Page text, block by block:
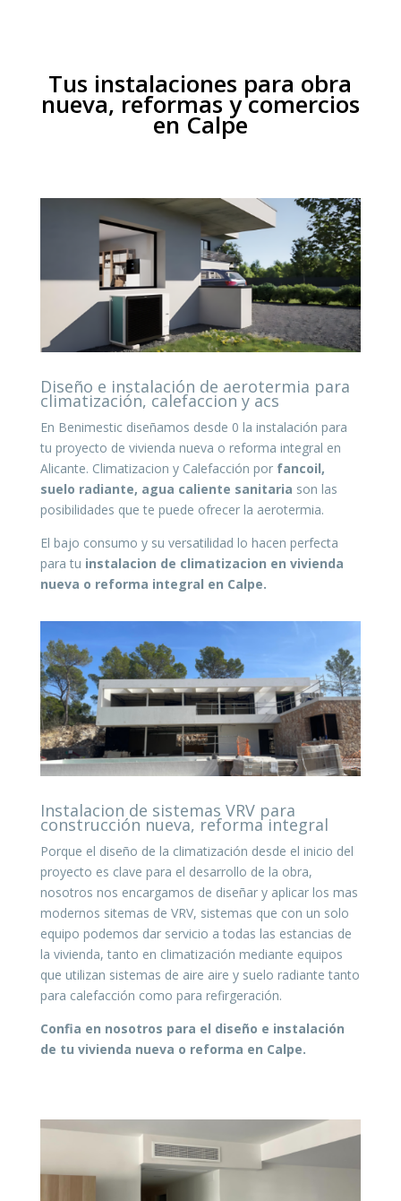
Tus instalaciones para obra
nueva, reformas y comercios
en Calpe
Diseño e instalación de aerotermia para
climatización, calefaccion y acs
En Benimestic diseñamos desde 0 la instalación para
tu proyecto de vivienda nueva o reforma integral en
Alicante. Climatizacion y Calefacción por fancoil,
suelo radiante, agua caliente sanitaria son las
posibilidades que te puede ofrecer la aerotermia.
El bajo consumo y su versatilidad lo hacen perfecta
para tu instalacion de climatizacion en vivienda
nueva o reforma integral en Calpe.
Instalacion de sistemas VRV para
construcción nueva, reforma integral
Porque el diseño de la climatización desde el inicio del
proyecto es clave para el desarrollo de la obra,
nosotros nos encargamos de diseñar y aplicar los mas
modernos sitemas de VRV, sistemas que con un solo
equipo podemos dar servicio a todas las estancias de
la vivienda, tanto en climatización mediante equipos
que utilizan sistemas de aire aire y suelo radiante tanto
para calefacción como para refirgeración.
Confia en nosotros para el diseño e instalación
de tu vivienda nueva o reforma en Calpe.